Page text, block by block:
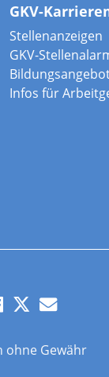
GKV-
Stellenanzeigen
GKV-
Infos für
ohne Gewähr